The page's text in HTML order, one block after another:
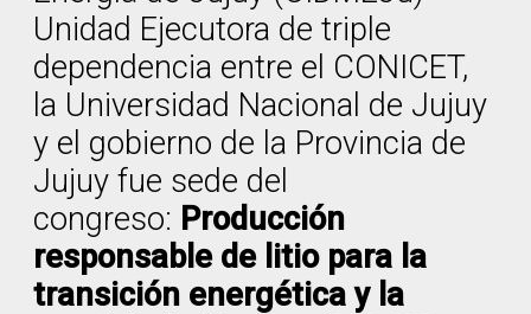
Unidad Ejecutora de triple
dependencia entre el CONICET,
la Universidad Nacional de Jujuy
y el gobierno de la Provincia de
Jujuy fue sede del
congreso: Producción
responsable de litio para la
transición energética y la